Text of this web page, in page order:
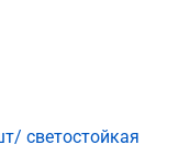
светостойкая